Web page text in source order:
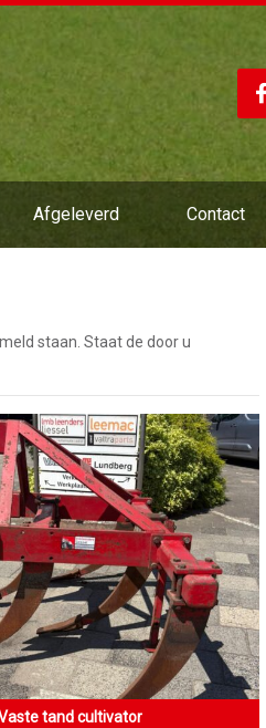
Afgeleverd Contact
staan. Staat de door u
tand cultivator